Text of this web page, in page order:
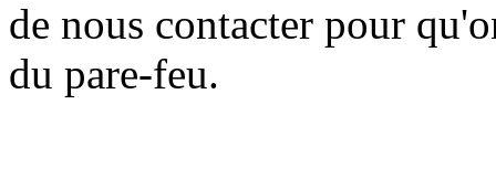
de nous contacter pour
du pare-feu.